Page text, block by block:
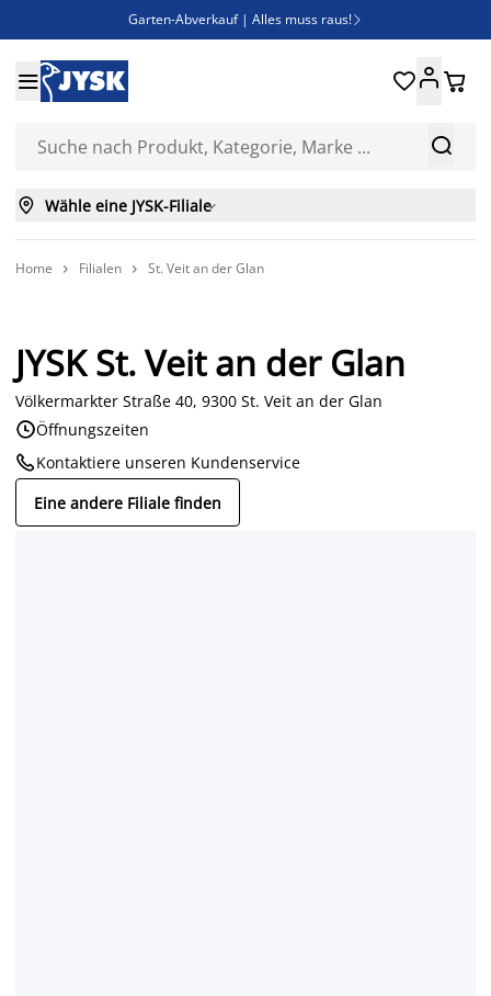
Garten-Abverkauf | Alles muss raus! 
Bist du Unternehmer? Entdecke JYSK-B2B
Esszimmerstuhl ADSLEV um nur 40€


 
 Wähle eine JYSK-Filiale
Home  Filialen  St. Veit an der Glan
JYSK St. Veit an der Glan
Völkermarkter Straße 40, 9300 St. Veit an der Glan
Öffnungszeiten
Kontaktiere unseren Kundenservice
Eine andere Filiale finden